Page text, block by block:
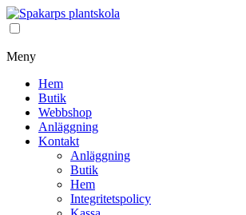
Meny
Hem
Butik
Webbshop
Anläggning
Kontakt
Anläggning
Butik
Hem
Integritetspolicy